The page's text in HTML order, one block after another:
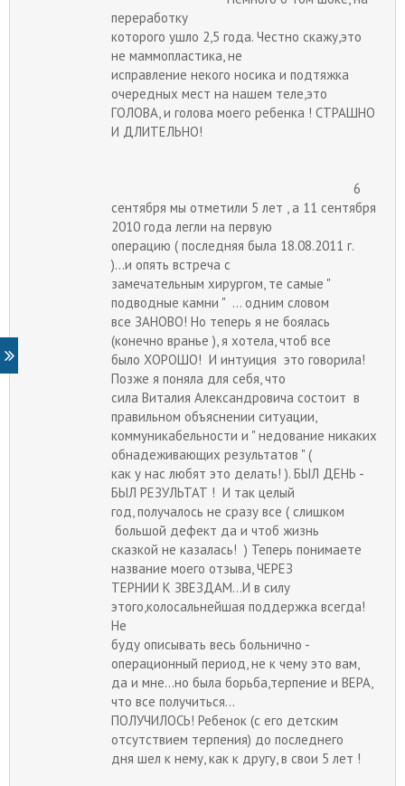
переработку
которого ушло 2,5 года. Честно скажу,это
не маммопластика, не
исправление некого носика и подтяжка
очередных мест на нашем теле,это
ГОЛОВА, и голова моего ребенка ! СТРАШНО
И ДЛИТЕЛЬНО!
6
сентября мы отметили 5 лет , а 11 сентября
2010 года легли на первую
операцию ( последняя была 18.08.2011 г.
)...и опять встреча с
замечательным хирургом, те самые "
подводные камни " ... одним словом
все ЗАНОВО! Но теперь я не боялась
(конечно вранье ), я хотела, чтоб все
было ХОРОШО! И интуиция это говорила!
Позже я поняла для себя, что
сила Виталия Александровича состоит в
правильном объяснении ситуации,
коммуникабельности и " недование никаких
обнадеживающих результатов " (
как у нас любят это делать! ). БЫЛ ДЕНЬ -
БЫЛ РЕЗУЛЬТАТ ! И так целый
год, получалось не сразу все ( слишком
большой дефект да и чтоб жизнь
сказкой не казалась! ) Теперь понимаете
название моего отзыва, ЧЕРЕЗ
ТЕРНИИ К ЗВЕЗДАМ...И в силу
этого,колосальнейшая поддержка всегда!
Не
буду описывать весь больнично -
операционный период, не к чему это вам,
да и мне...но была борьба,терпение и ВЕРА,
что все получиться...
ПОЛУЧИЛОСЬ! Ребенок (с его детским
отсутствием терпения) до последнего
дня шел к нему, как к другу, в свои 5 лет !